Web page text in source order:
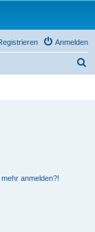
Anmelden
anmelden?!